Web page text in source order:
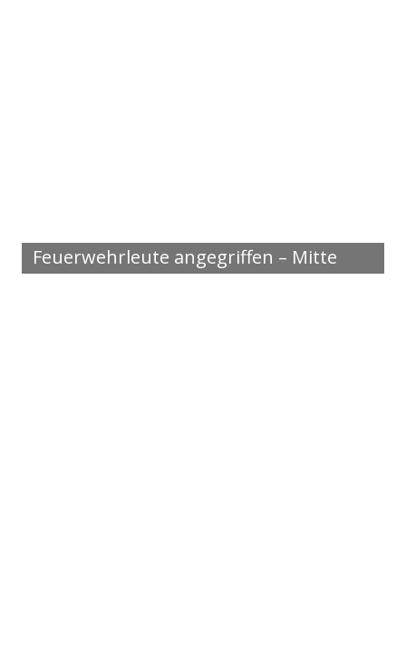
Feuerwehrleute angegriffen – Mitte